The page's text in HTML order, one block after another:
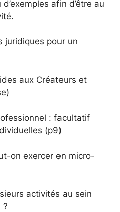
afin d’être au
juridiques pour un
aux Créateurs et
: facultatif
(p9)
on exercer en micro-
activités au sein
?